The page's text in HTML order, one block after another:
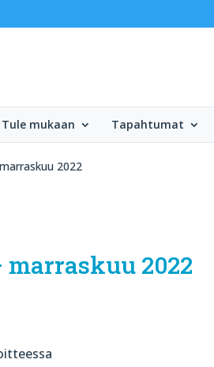
Tule mukaan Tapahtumat
2022
2022